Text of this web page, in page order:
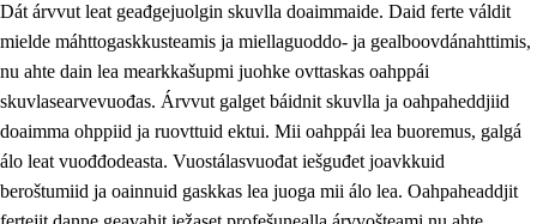
1.3 Kritihkalaš jurddašeapmi ja ehtalaš diđolašvuohta
1.4 Hutkanillu, beroštupmi ja suokkardanhuovva
1.5 Luondduákten ja birasdiđolašvuohta
1.6 Demokratiija ja mielváikkuheapmi
Dát árvvut leat geađgejuolgin skuvlla doaimmaide. Daid ferte váldit
mielde máhttogaskkusteamis ja miellaguoddo- ja gealboovdánahttimis,
nu ahte dain lea mearkkašupmi juohke ovttaskas oahppái
skuvlasearvevuođas. Árvvut galget báidnit skuvlla ja oahpaheddjiid
doaimma ohppiid ja ruovttuid ektui. Mii oahppái lea buoremus, galgá
álo leat vuođđodeasta. Vuostálasvuođat iešguđet joavkkuid
beroštumiid ja oainnuid gaskkas lea juoga mii álo lea. Oahpaheaddjit